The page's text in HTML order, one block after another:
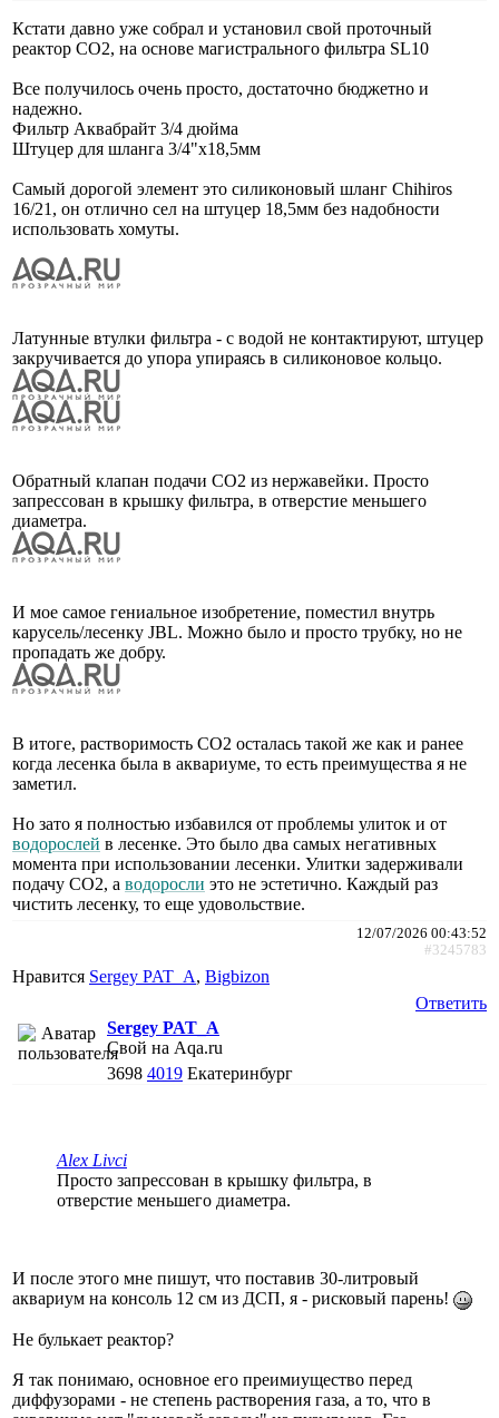
Кстати давно уже собрал и установил свой проточный
реактор CO2, на основе магистрального фильтра SL10
Все получилось очень просто, достаточно бюджетно и
надежно.
Фильтр Аквабрайт 3/4 дюйма
Штуцер для шланга 3/4"х18,5мм
Самый дорогой элемент это силиконовый шланг Chihiros
16/21, он отлично сел на штуцер 18,5мм без надобности
использовать хомуты.
Латунные втулки фильтра - с водой не контактируют, штуцер
закручивается до упора упираясь в силиконовое кольцо.
Обратный клапан подачи СО2 из нержавейки. Просто
запрессован в крышку фильтра, в отверстие меньшего
диаметра.
И мое самое гениальное изобретение, поместил внутрь
карусель/лесенку JBL. Можно было и просто трубку, но не
пропадать же добру.
В итоге, растворимость СО2 осталась такой же как и ранее
когда лесенка была в аквариуме, то есть преимущества я не
заметил.
Но зато я полностью избавился от проблемы улиток и от
водорослей в лесенке. Это было два самых негативных
момента при использовании лесенки. Улитки задерживали
подачу СО2, а водоросли это не эстетично. Каждый раз
чистить лесенку, то еще удовольствие.
12/07/2026 00:43:52
#3245783
Нравится Sergey PAT_A, Bigbizon
Ответить
Sergey PAT_A
Свой на Aqa.ru
3698 4019 Екатеринбург
Alex Livci
Просто запрессован в крышку фильтра, в
отверстие меньшего диаметра.
И после этого мне пишут, что поставив 30-литровый
аквариум на консоль 12 см из ДСП, я - рисковый парень!
Не булькает реактор?
Я так понимаю, основное его преимиущество перед
диффузорами - не степень растворения газа, а то, что в